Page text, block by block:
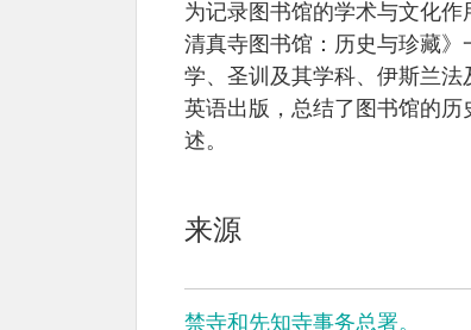
为记录图书馆的学术与文化
清真寺图书馆：历史与珍藏
学、圣训及其学科、伊斯兰
英语出版，总结了图书馆的
述。
来源
禁寺和先知寺事务总署。